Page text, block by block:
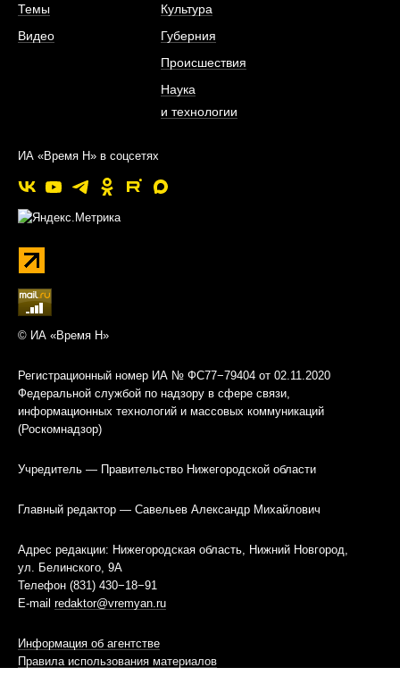
Темы
Видео
Культура
Губерния
Происшествия
Наука
и технологии
ИА «Время Н» в соцсетях
© ИА «Время Н»
Регистрационный номер ИА № ФС77−79404 от 02.11.2020
Федеральной службой по надзору в сфере связи,
информационных технологий и массовых коммуникаций
(Роскомнадзор)
Учредитель — Правительство Нижегородской области
Главный редактор — Савельев Александр Михайлович
Адрес редакции: Нижегородская область, Нижний Новгород,
ул. Белинского, 9А
Телефон (831) 430−18−91
E-mail redaktor@vremyan.ru
Информация об агентстве
Правила использования материалов